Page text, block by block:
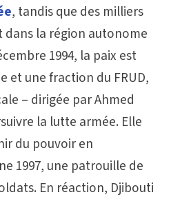
, tandis que des milliers
dans la région autonome
1994, la paix est
et une fraction du FRUD,
– dirigée par Ahmed
la lutte armée. Elle
du pouvoir en
1997, une patrouille de
En réaction, Djibouti